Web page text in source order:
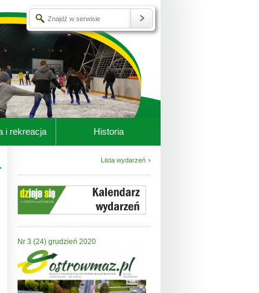
i rekreacja Historia
Lista wydarzeń
Nr 3 (24) grudzień 2020